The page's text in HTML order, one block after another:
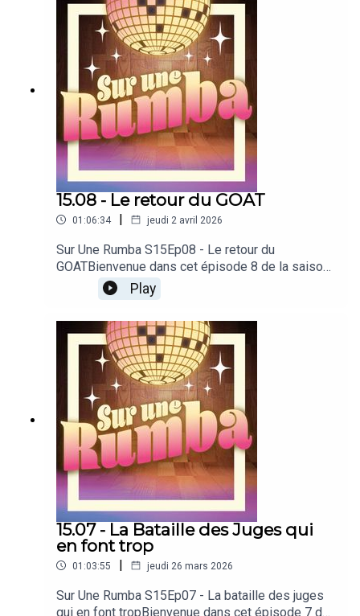
émissionsSoutenez-nous en donnant à notre
Patreon
15.08 - Le retour du GOAT
01:06:34 | jeudi 2 avril 2026
Sur Une Rumba S15Ep08 - Le retour du
GOATBienvenue dans cet épisode 8 de la saison
15 de notre podcast dédié à Danse avec les
stars !Produit par PodcutRejoignez-nous sur
émissionsSoutenez-nous en donnant à notre
Patreon
Play
15.07 - La Bataille des Juges qui
en font trop
01:03:55 | jeudi 26 mars 2026
Sur Une Rumba S15Ep07 - La bataille des juges
qui en font tropBienvenue dans cet épisode 7 de